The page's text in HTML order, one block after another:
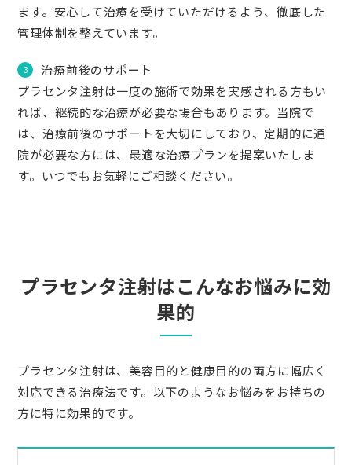
ます。安心して治療を受けていただけるよう、徹底した
管理体制を整えています。
治療前後のサポート
プラセンタ注射は一度の施術で効果を実感される方もい
れば、継続的な治療が必要な場合もあります。当院で
は、治療前後のサポートを大切にしており、定期的に通
院が必要な方には、最適な治療プランを提案いたしま
す。いつでもお気軽にご相談ください。
プラセンタ注射はこんなお悩みに効
果的
プラセンタ注射は、美容目的と健康目的の両方に幅広く
対応できる治療法です。以下のようなお悩みをお持ちの
方に特に効果的です。